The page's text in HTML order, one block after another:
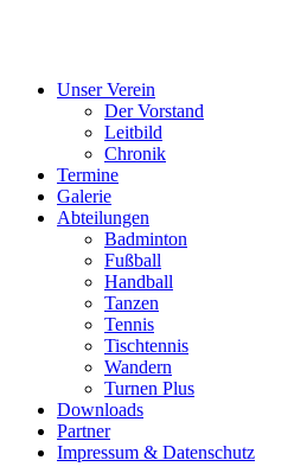
Unser Verein
Der Vorstand
Leitbild
Chronik
Termine
Galerie
Abteilungen
Badminton
Fußball
Handball
Tanzen
Tennis
Tischtennis
Wandern
Turnen Plus
Downloads
Partner
Impressum & Datenschutz